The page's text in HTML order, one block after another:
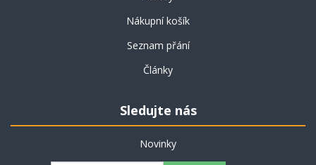
Nákupní košík
Seznam přání
Články
Sledujte nás
Novinky